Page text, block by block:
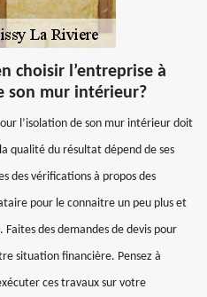
choisir l’entreprise à
son mur intérieur?
l’isolation de son mur intérieur doit
qualité du résultat dépend de ses
des vérifications à propos des
pour le connaitre un peu plus et
des demandes de devis pour
situation financière. Pensez à
ces travaux sur votre